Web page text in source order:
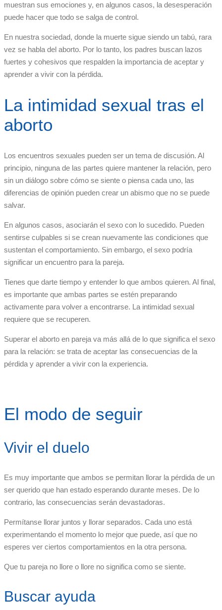
muestran sus emociones y, en algunos casos, la desesperación
puede hacer que todo se salga de control.
En nuestra sociedad, donde la muerte sigue siendo un tabú, rara
vez se habla del aborto. Por lo tanto, los padres buscan lazos
fuertes y cohesivos que respalden la importancia de aceptar y
aprender a vivir con la pérdida.
La intimidad sexual tras el
aborto
Los encuentros sexuales pueden ser un tema de discusión. Al
principio, ninguna de las partes quiere mantener la relación, pero
sin un diálogo sobre cómo se siente o piensa cada uno, las
diferencias de opinión pueden crear un abismo que no se puede
salvar.
En algunos casos, asociarán el sexo con lo sucedido. Pueden
sentirse culpables si se crean nuevamente las condiciones que
sustentan el comportamiento. Sin embargo, el sexo podría
significar un encuentro para la pareja.
Tienes que darte tiempo y entender lo que ambos quieren. Al final,
es importante que ambas partes se estén preparando
activamente para volver a encontrarse. La intimidad sexual
requiere que se recuperen.
Superar el aborto en pareja va más allá de lo que significa el sexo
para la relación: se trata de aceptar las consecuencias de la
pérdida y aprender a vivir con la experiencia.
El modo de seguir
Vivir el duelo
Es muy importante que ambos se permitan llorar la pérdida de un
ser querido que han estado esperando durante meses. De lo
contrario, las consecuencias serán devastadoras.
Permítanse llorar juntos y llorar separados. Cada uno está
experimentando el momento lo mejor que puede, así que no
esperes ver ciertos comportamientos en la otra persona.
Que tu pareja no llore o llore no significa como se siente.
Buscar ayuda